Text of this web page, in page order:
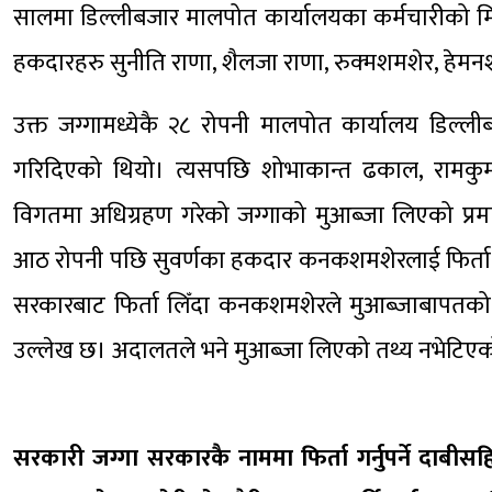
सालमा डिल्लीबजार मालपोत कार्यालयका
हकदारहरु सुनीति राणा, शैलजा राणा, रुक्मशमशेर,
उक्त जग्गामध्येकै २८ रोपनी मालपोत कार्यालय
गरिदिएको थियो। त्यसपछि शोभाकान्त ढकाल,
विगतमा अधिग्रहण गरेको जग्गाको मुआब्जा लिएको
आठ रोपनी पछि सुवर्णका हकदार कनकशमशेरलाई
सरकारबाट फिर्ता लिँदा कनकशमशेरले
उल्लेख छ। अदालतले भने मुआब्जा लिएको तथ्य
सरकारी जग्गा सरकारकै नाममा फिर्ता गर्नुपर्ने